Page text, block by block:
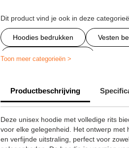
Dit product vind je ook in deze
Hoodies bedrukken Vesten
Gepersonaliseerd jack
Toon meer categorieën >
Productbeschrijving
Deze unisex hoodie met volledige rits
voor elke gelegenheid. Het ontwerp met
en verfijnde uitstraling, perfect voor